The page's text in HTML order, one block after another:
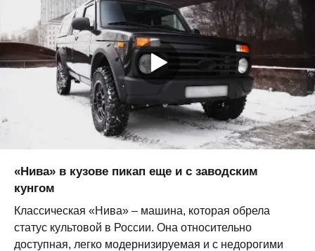
«Нива» в кузове пикап еще и с заводским
кунгом
Классическая «Нива» – машина, которая обрела
статус культовой в России. Она относительно
доступная, легко модернизируемая и с недорогими